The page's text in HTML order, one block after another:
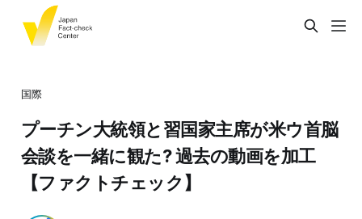
国際
プーチン大統領と習国家主席が米ウ首脳
会談を一緒に観た? 過去の動画を加工
【ファクトチェック】